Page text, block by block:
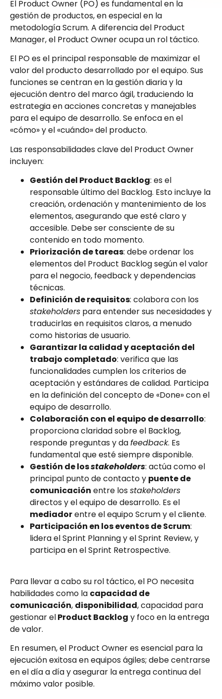
El Product Owner (PO) es fundamental en la
gestión de productos, en especial en la
metodología Scrum. A diferencia del Product
Manager, el Product Owner ocupa un rol táctico.
El PO es el principal responsable de maximizar el
valor del producto desarrollado por el equipo. Sus
funciones se centran en la gestión diaria y la
ejecución dentro del marco ágil, traduciendo la
estrategia en acciones concretas y manejables
para el equipo de desarrollo. Se enfoca en el
«cómo» y el «cuándo» del producto.
Las responsabilidades clave del Product Owner
incluyen:
Gestión del Product Backlog: es el
responsable último del Backlog. Esto incluye la
creación, ordenación y mantenimiento de los
elementos, asegurando que esté claro y
accesible. Debe ser consciente de su
contenido en todo momento.
Priorización de tareas: debe ordenar los
elementos del Product Backlog según el valor
para el negocio, feedback y dependencias
técnicas.
Definición de requisitos: colabora con los
stakeholders para entender sus necesidades y
traducirlas en requisitos claros, a menudo
como historias de usuario.
Garantizar la calidad y aceptación del
trabajo completado: verifica que las
funcionalidades cumplen los criterios de
aceptación y estándares de calidad. Participa
en la definición del concepto de «Done» con el
equipo de desarrollo.
Colaboración con el equipo de desarrollo:
proporciona claridad sobre el Backlog,
responde preguntas y dafeedback. Es
fundamental que esté siempre disponible.
Gestión de losstakeholders: actúa como el
principal punto de contacto y puente de
comunicación entre losstakeholders
directos y el equipo de desarrollo. Es el
mediadorentre el equipo Scrum y el cliente.
Participación en los eventos de Scrum:
lidera el Sprint Planning y el Sprint Review, y
participa en el Sprint Retrospective.
Para llevar a cabo su rol táctico, el PO necesita
habilidades como la capacidad de
comunicación, disponibilidad, capacidad para
gestionar elProduct Backlog y foco en la entrega
de valor.
En resumen, el Product Owner es esencial para la
ejecución exitosa en equipos ágiles; debe centrarse
en el día a día y asegurar la entrega continua del
máximo valor posible.